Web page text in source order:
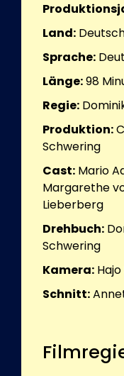
Land:
Sprache:
Länge:98
Regie:
Produktion:
Schwering
Cast: Mario
Margarethe
Lieberberg
Drehbuch:
Schwering
Kamera:
Schnitt: